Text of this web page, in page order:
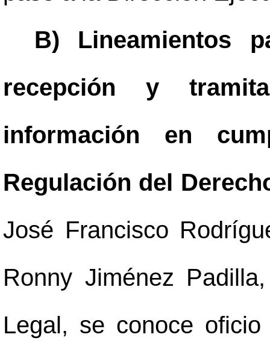
B) Lineamientos
recepción y
información en
Regulación del
José Francisco
Ronny Jiménez
Legal, se conoce